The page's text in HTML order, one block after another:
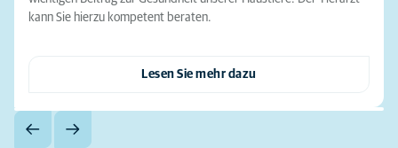
kann Sie hierzu kompetent beraten.
Lesen Sie mehr dazu